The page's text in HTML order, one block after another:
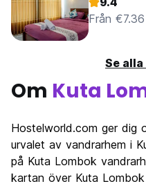
Från €7.36
Se
Om Kuta
Hostelworld.com ger dig
urvalet av vandrarhem i
på Kuta Lombok
kartan över Kuta